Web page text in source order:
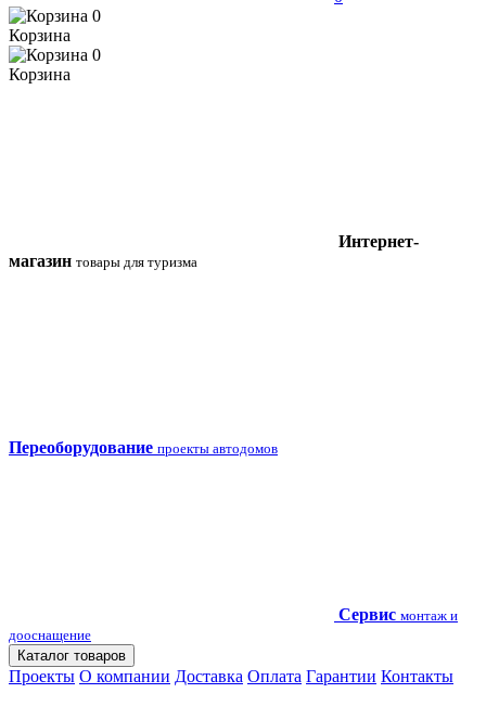
0
Корзина
0
Корзина
Интернет-
магазин товары для туризма
Переоборудование проекты автодомов
Сервис монтаж и
дооснащение
Каталог товаров
Проекты О компании Доставка Оплата Гарантии Контакты